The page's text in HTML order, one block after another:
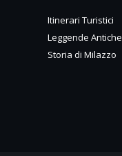
Itinerari Turistici
Leggende Antiche
Storia di Milazzo